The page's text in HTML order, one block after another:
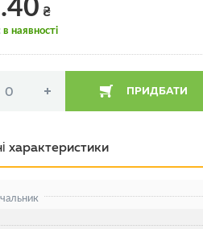
₴
в наявності
ПРИДБАТИ
характеристики